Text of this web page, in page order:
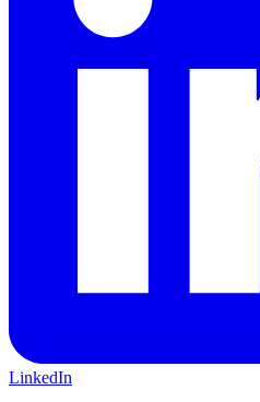
LinkedIn